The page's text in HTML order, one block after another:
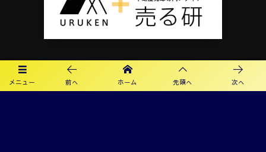
メニュー 前へ ホーム 先頭へ 次へ